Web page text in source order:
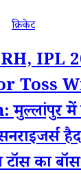
क्रिकेट
IPL
Toss
में
टॉस का